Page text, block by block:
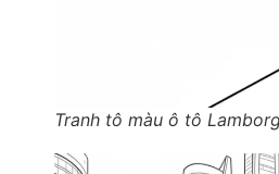
Tranh tô màu ô tô